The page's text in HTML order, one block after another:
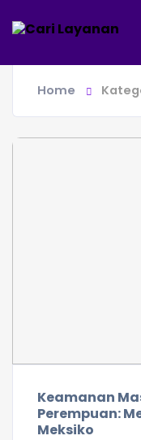
Home
Keamanan
Perempuan:
Meksiko